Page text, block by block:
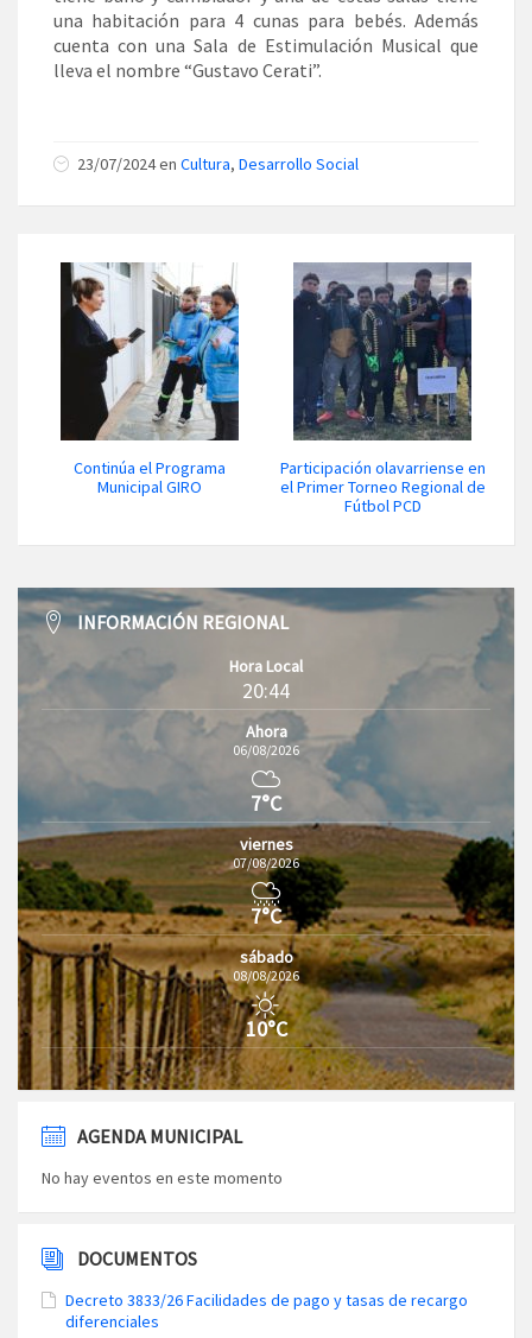
una habitación para 4 cunas para bebés. Además
cuenta con una Sala de Estimulación Musical que
lleva el nombre “Gustavo Cerati”.
23/07/2024 en Cultura, Desarrollo Social
Continúa el Programa
Municipal GIRO
Participación olavarriense en
el Primer Torneo Regional de
Fútbol PCD
INFORMACIÓN REGIONAL
Hora Local
20:44
Ahora
06/08/2026
7°C
viernes
07/08/2026
7°C
sábado
08/08/2026
10°C
AGENDA MUNICIPAL
No hay eventos en este momento
DOCUMENTOS
Decreto 3833/26 Facilidades de pago y tasas de recargo
diferenciales